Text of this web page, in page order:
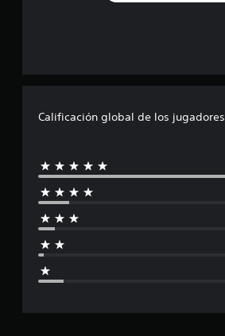
Calificación global de los jugadores